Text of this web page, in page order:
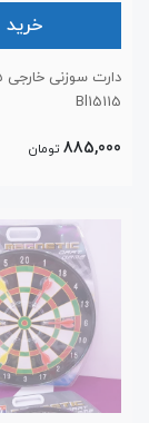
خرید
Bl15115
885,000 تومان